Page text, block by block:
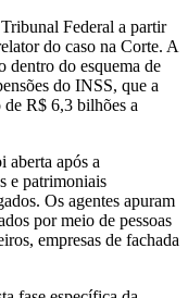
Federal a partir
do caso na Corte. A
dentro do esquema de
do INSS, que a
R$ 6,3 bilhões a
aberta após a
e patrimoniais
Os agentes apuram
por meio de pessoas
empresas de fachada